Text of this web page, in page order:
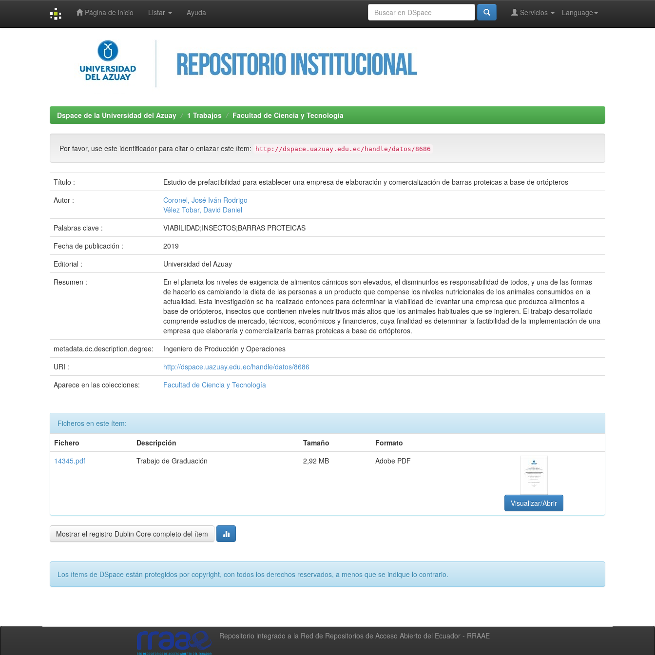
Página de inicio Listar Ayuda Language
Servicios
Dspace de la Universidad del Azuay 1 Trabajos Facultad de Ciencia y Tecnología
Por favor, use este identificador para citar o enlazar este ítem: http://dspace.uazuay.edu.ec/handle/datos/8686
Título :
Estudio de prefactibilidad para establecer una empresa de elaboración y comercialización de barras proteicas a base de ortópteros
Autor :
Coronel, José Iván Rodrigo
Vélez Tobar, David Daniel
Palabras clave :
VIABILIDAD;INSECTOS;BARRAS PROTEICAS
Fecha de publicación :
2019
Editorial :
Universidad del Azuay
Resumen :
En el planeta los niveles de exigencia de alimentos cárnicos son elevados, el disminuirlos es responsabilidad de todos, y una de las formas
de hacerlo es cambiando la dieta de las personas a un producto que compense los niveles nutricionales de los animales consumidos en la
actualidad. Esta investigación se ha realizado entonces para determinar la viabilidad de levantar una empresa que produzca alimentos a
base de ortópteros, insectos que contienen niveles nutritivos más altos que los animales habituales que se ingieren. El trabajo desarrollado
comprende estudios de mercado, técnicos, económicos y financieros, cuya finalidad es determinar la factibilidad de la implementación de una
empresa que elaboraría y comercializaría barras proteicas a base de ortópteros.
metadata.dc.description.degree:
Ingeniero de Producción y Operaciones
URI :
http://dspace.uazuay.edu.ec/handle/datos/8686
Aparece en las colecciones:
Facultad de Ciencia y Tecnología
Ficheros en este ítem:
Fichero
Descripción Tamaño
Formato
14345.pdf
Trabajo de Graduación 2,92 MB Adobe PDF
Visualizar/Abrir
Mostrar el registro Dublin Core completo del ítem
Los ítems de DSpace están protegidos por copyright, con todos los derechos reservados, a menos que se indique lo contrario.
Repositorio integrado a la Red de Repositorios de Acceso Abierto del Ecuador - RRAAE